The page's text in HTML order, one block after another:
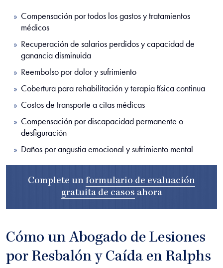
Compensación por todos los gastos y tratamientos
médicos
Recuperación de salarios perdidos y capacidad de
ganancia disminuida
Reembolso por dolor y sufrimiento
Cobertura para rehabilitación y terapia física continua
Costos de transporte a citas médicas
Compensación por discapacidad permanente o
desfiguración
Daños por angustia emocional y sufrimiento mental
Complete un formulario de evaluación
gratuita de casos ahora
Cómo un Abogado de Lesiones
por Resbalón y Caída en Ralphs